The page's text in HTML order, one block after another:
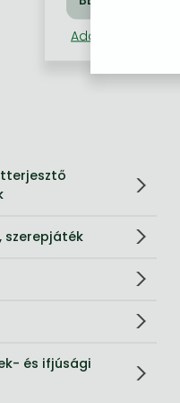
198x129 mm
szerepjáték
és ifjúsági
Adatkezelési